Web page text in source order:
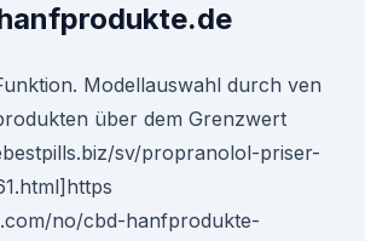
Modellauswahl durch ven
über dem Grenzwert
sv/propranolol-priser-
no/cbd-hanfprodukte-